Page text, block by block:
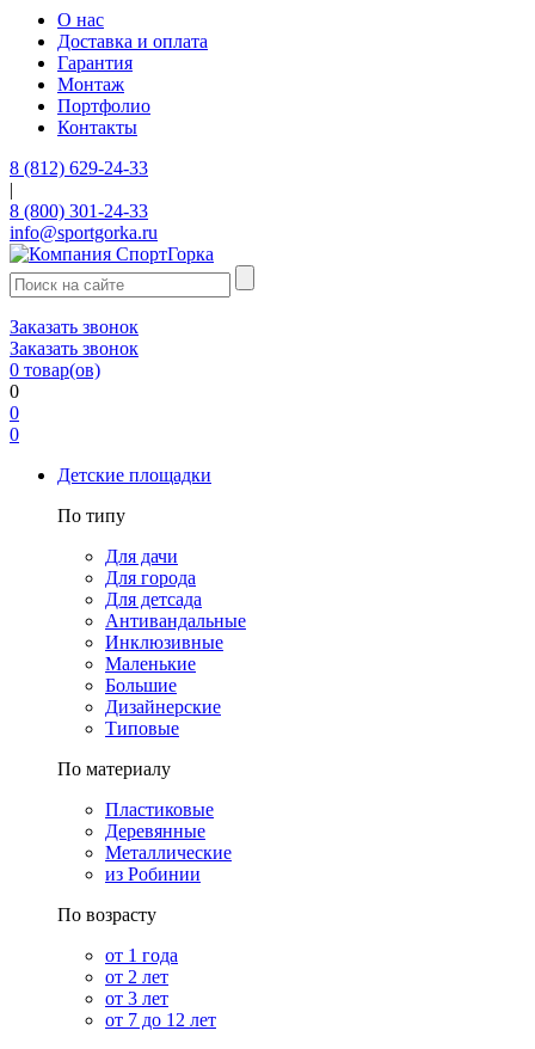
О нас
Доставка и оплата
Гарантия
Монтаж
Портфолио
Контакты
8 (812) 629-24-33
|
8 (800) 301-24-33
info@sportgorka.ru
Заказать звонок
Заказать звонок
0 товар(ов)
0
0
0
Детские площадки
По типу
Для дачи
Для города
Для детсада
Антивандальные
Инклюзивные
Маленькие
Большие
Дизайнерские
Типовые
По материалу
Пластиковые
Деревянные
Металлические
из Робинии
По возрасту
от 1 года
от 2 лет
от 3 лет
от 7 до 12 лет